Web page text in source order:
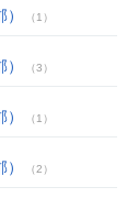
（1）
（3）
（1）
（2）